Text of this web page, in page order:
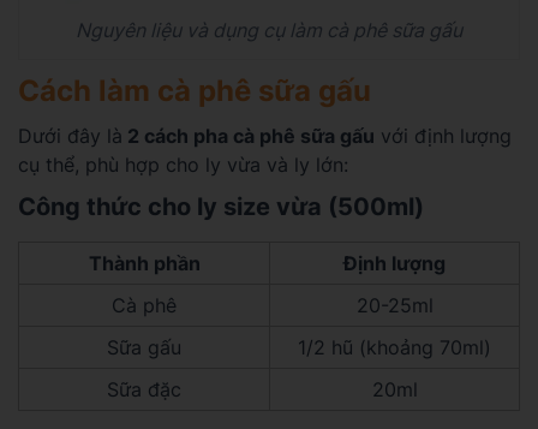
Nguyên liệu và dụng cụ làm cà phê sữa gấu
Cách làm cà phê sữa gấu
Dưới đây là 2 cách pha cà phê sữa gấu với định lượng
cụ thể, phù hợp cho ly vừa và ly lớn:
Công thức cho ly size vừa (500ml)
Thành phần
Định lượng
Cà phê
20-25ml
Sữa gấu
1/2 hũ (khoảng 70ml)
Sữa đặc
20ml